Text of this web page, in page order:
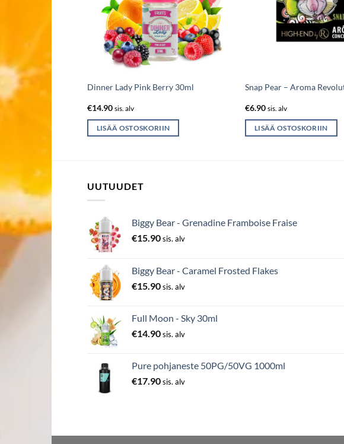
Dinner Lady Pink Berry 30ml
€14.90 sis. alv
LISÄÄ OSTOSKORIIN
Snap Pear – Aroma
€6.90 sis. alv
LISÄÄ OSTOSKORIIN
UUTUUDET
Biggy Bear - Grenadine Framboise Fraise
€15.90sis. alv
Biggy Bear - Caramel Frosted Flakes
€15.90sis. alv
Full Moon - Sky 30ml
€14.90sis. alv
Pure pohjaneste 50PG/50VG 1000ml
€17.90sis. alv